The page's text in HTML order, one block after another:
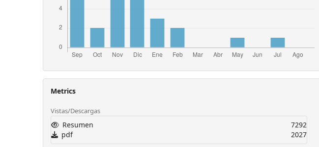
Metrics
Vistas/Descargas
Resumen
7292
pdf
2027